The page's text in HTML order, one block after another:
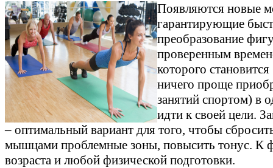
Появляются новые
гарантирующие
преобразование
проверенным
которого
ничего проще
занятий спортом) в
идти к своей цели.
– оптимальный вариант для того, чтобы
мышцами проблемные зоны, повысить тонус. К
возраста и любой физической подготовки.